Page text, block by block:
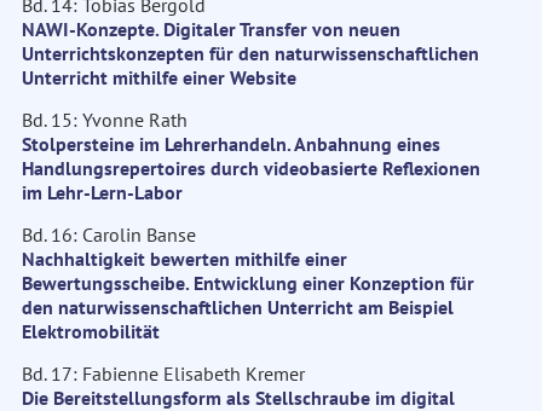
Bd. 14: Tobias Bergold
NAWI-Konzepte. Digitaler Transfer von neuen
Unterrichtskonzepten für den naturwissenschaftlichen
Unterricht mithilfe einer Website
Bd. 15: Yvonne Rath
Stolpersteine im Lehrerhandeln. Anbahnung eines
Handlungsrepertoires durch videobasierte Reflexionen
im Lehr-Lern-Labor
Bd. 16: Carolin Banse
Nachhaltigkeit bewerten mithilfe einer
Bewertungsscheibe. Entwicklung einer Konzeption für
den naturwissenschaftlichen Unterricht am Beispiel
Elektromobilität
Bd. 17: Fabienne Elisabeth Kremer
Die Bereitstellungsform als Stellschraube im digital